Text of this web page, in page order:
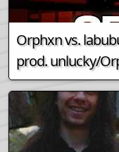
Orphxn vs.
prod. unlucky/